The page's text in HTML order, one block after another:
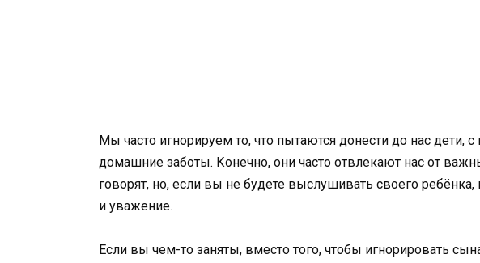
Мы часто игнорируем то, что пытаются донести до нас дети,
домашние заботы. Конечно, они часто отвлекают нас от
говорят, но, если вы не будете выслушивать своего
и уважение.
Если вы чем-то заняты, вместо того, чтобы игнорировать